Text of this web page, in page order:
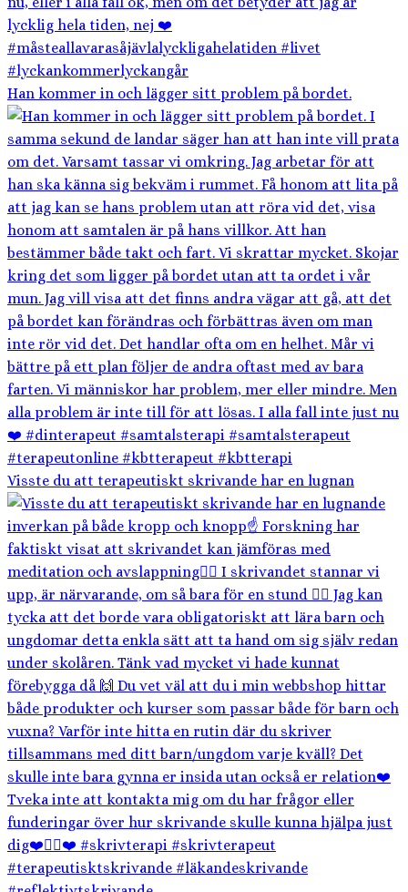
Han kommer in och lägger sitt problem på bordet.
Visste du att terapeutiskt skrivande har en lugnan